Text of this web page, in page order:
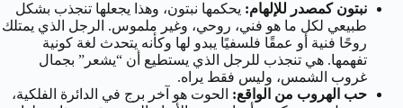
نبتون كمصدر للإلهام: يحكمها نبتون، وهذا يجعلها تنجذب بشكل
طبيعي لكل ما هو فني، روحي، وغير ملموس. الرجل الذي يمتلك
روحًا فنية أو عمقًا فلسفيًا يبدو لها وكأنه يتحدث لغة كونية
تفهمها. هي تنجذب للرجل الذي يستطيع أن “يشعر” بجمال
غروب الشمس، وليس فقط يراه.
حب الهروب من الواقع: الحوت هو آخر برج في الدائرة الفلكية،